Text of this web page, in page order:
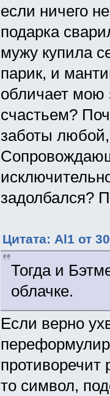
если ничего
подарка
мужу купила
парик, и
обличает мою
счастьем?
заботы
задолбался?
Цитата: Al1 от
Тогда и
облачке.
Если верно
противоречит
то символ,